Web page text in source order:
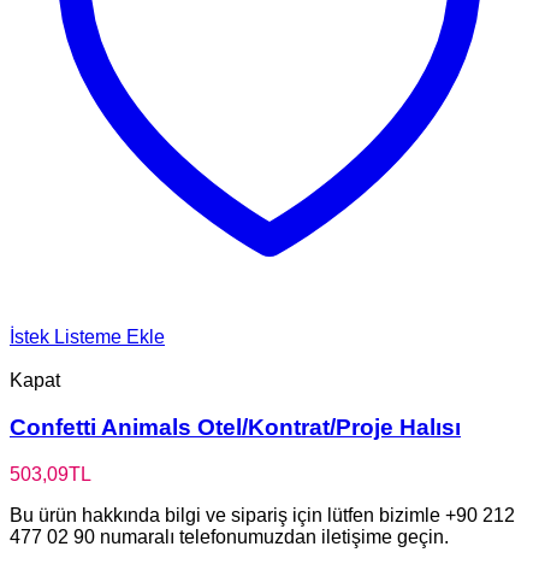
İstek Listeme Ekle
Kapat
Confetti Animals Otel/Kontrat/Proje Halısı
503,09TL
Bu ürün hakkında bilgi ve sipariş için lütfen bizimle +90 212
477 02 90 numaralı telefonumuzdan iletişime geçin.